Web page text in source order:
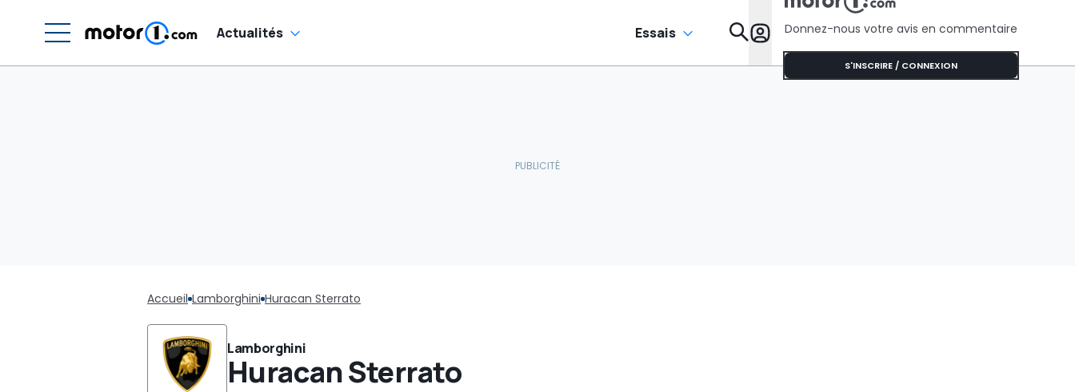
Actualités Essais Donnez-nous votre avis en commentaire
S'INSCRIRE / CONNEXION
Accueil Lamborghini Huracan Sterrato
Lamborghini
Huracan Sterrato